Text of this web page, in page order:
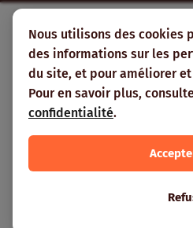
Nous utilisons des cookies
des informations sur les
du site, et pour améliorer
Pour en savoir plus,
confidentialité.